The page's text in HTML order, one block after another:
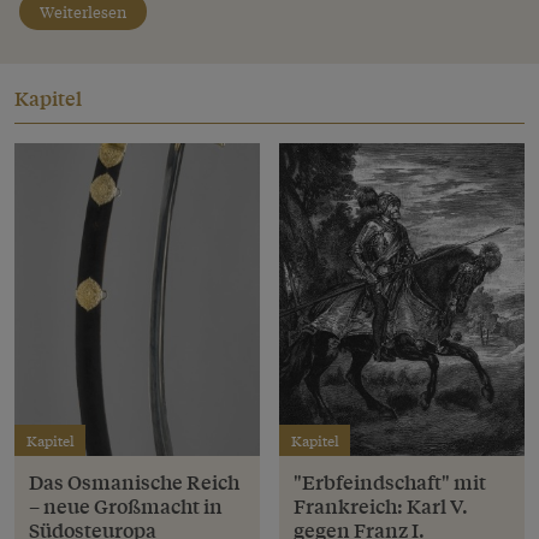
Weiterlesen
Kapitel
Kapitel
Das Osmanische Reich
– neue Großmacht in
Südosteuropa
Kapitel
"Erbfeindschaft" mit
Frankreich: Karl V.
gegen Franz I.